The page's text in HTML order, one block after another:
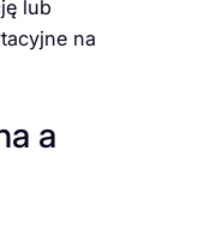
lub
na
a